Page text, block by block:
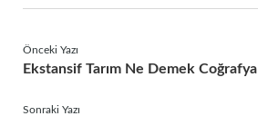
Önceki Yazı
Ekstansif Tarım Ne Demek Coğrafya
Sonraki Yazı